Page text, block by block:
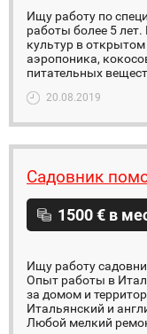
Ищу работу по
работы более 5
культур в
аэропоника,
питательных
20.08.2019
Садовник
1500 € в
Ищу работу
Опыт работы в
за домом и
Итальянский и
Любой мелкий